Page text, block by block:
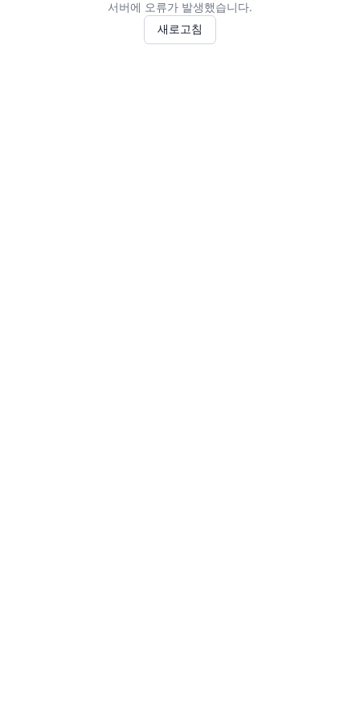
서버에 오류가 발생했습니다.
새로고침